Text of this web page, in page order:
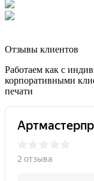
Отзывы клиентов
Работаем как с
корпоративными
печати